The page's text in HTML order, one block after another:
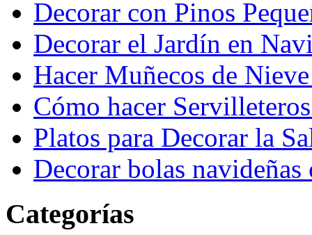
Decorar con Pinos
Decorar el Jardín en
Hacer Muñecos de
Cómo hacer
Platos para Decorar la
Decorar bolas
Categorías